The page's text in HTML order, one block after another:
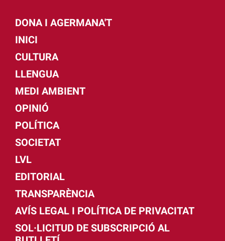
DONA I AGERMANA'T
INICI
CULTURA
LLENGUA
MEDI AMBIENT
OPINIÓ
POLÍTICA
SOCIETAT
LVL
EDITORIAL
TRANSPARÈNCIA
AVÍS LEGAL I POLÍTICA DE PRIVACITAT
SOL·LICITUD DE SUBSCRIPCIÓ AL